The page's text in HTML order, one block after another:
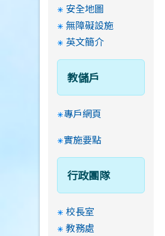
安全地圖
無障礙設施
英文簡介
教儲戶
專戶網頁
實施要點
行政團隊
校長室
教務處